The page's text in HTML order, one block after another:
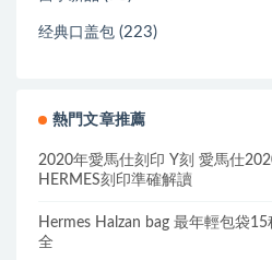
经典口盖包 (223)
熱門文章推薦
2020年愛馬仕刻印 Y刻 愛馬仕
HERMES刻印準確解讀
Hermes Halzan bag 最年輕包袋
全